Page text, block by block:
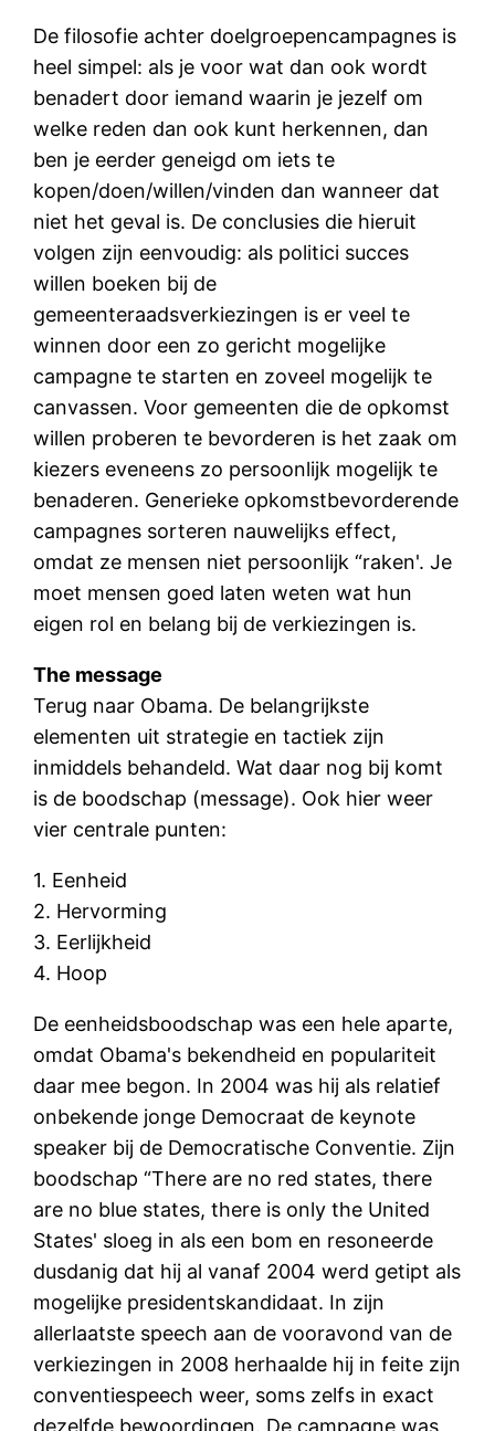
De filosofie achter doelgroepencampagnes is
heel simpel: als je voor wat dan ook wordt
benadert door iemand waarin je jezelf om
welke reden dan ook kunt herkennen, dan
ben je eerder geneigd om iets te
kopen/doen/willen/vinden dan wanneer dat
niet het geval is. De conclusies die hieruit
volgen zijn eenvoudig: als politici succes
willen boeken bij de
gemeenteraadsverkiezingen is er veel te
winnen door een zo gericht mogelijke
campagne te starten en zoveel mogelijk te
canvassen. Voor gemeenten die de opkomst
willen proberen te bevorderen is het zaak om
kiezers eveneens zo persoonlijk mogelijk te
benaderen. Generieke opkomstbevorderende
campagnes sorteren nauwelijks effect,
omdat ze mensen niet persoonlijk “raken'. Je
moet mensen goed laten weten wat hun
eigen rol en belang bij de verkiezingen is.
The message
Terug naar Obama. De belangrijkste
elementen uit strategie en tactiek zijn
inmiddels behandeld. Wat daar nog bij komt
is de boodschap (message). Ook hier weer
vier centrale punten:
1. Eenheid
2. Hervorming
3. Eerlijkheid
4. Hoop
De eenheidsboodschap was een hele aparte,
omdat Obama's bekendheid en populariteit
daar mee begon. In 2004 was hij als relatief
onbekende jonge Democraat de keynote
speaker bij de Democratische Conventie. Zijn
boodschap “There are no red states, there
are no blue states, there is only the United
States' sloeg in als een bom en resoneerde
dusdanig dat hij al vanaf 2004 werd getipt als
mogelijke presidentskandidaat. In zijn
allerlaatste speech aan de vooravond van de
verkiezingen in 2008 herhaalde hij in feite zijn
conventiespeech weer, soms zelfs in exact
dezelfde bewoordingen. De campagne was